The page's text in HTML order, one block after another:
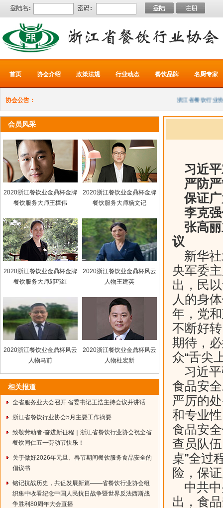
首页 协会介绍 政策法规 行业动态 餐饮品牌 名厨专家
协会公告： 浙江省餐饮行业协
会员风采
2020浙江餐饮业金鼎杯金牌
餐饮服务大师王樟伟
2020浙江餐饮业金鼎杯金牌
餐饮服务大师杨文记
2020浙江餐饮业金鼎杯金牌
餐饮服务大师邱巧红
2020浙江餐饮业金鼎杯风云
人物王建英
2020浙江餐饮业金鼎杯风云
人物马前
2020浙江餐饮业金鼎杯风云
人物杜宏新
相关报道
全省服务业大会召开 省委书记王浩主持会议并讲话
浙江省餐饮行业协会5月主要工作摘要
致敬劳动者·奋进新征程｜浙江省餐饮行业协会祝全省
餐饮同仁五一劳动节快乐！
关于做好2026年元旦、春节期间餐饮服务食品安全的
倡议书
铭记抗战历史，共促发展新篇——省餐饮行业协会组
织集中收看纪念中国人民抗日战争暨世界反法西斯战
争胜利80周年大会直播
习近
严防
保证
李克
张高
议
新华
央军委
出，民
人的身
年，党
不断好
期待，
众“舌尖
习近
食品安
严厉的
和专业
食品安
查员队
桌”全过
险，保
中共
出，食